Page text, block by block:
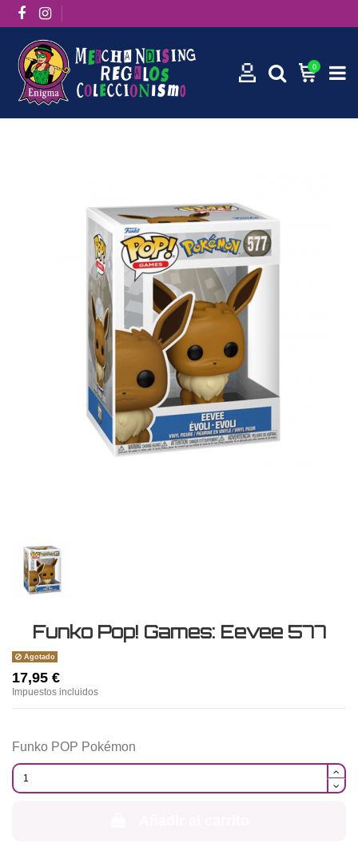
0
Funko Pop! Games: Eevee 577
Agotado
17,95 €
Impuestos incluidos
Funko POP Pokémon